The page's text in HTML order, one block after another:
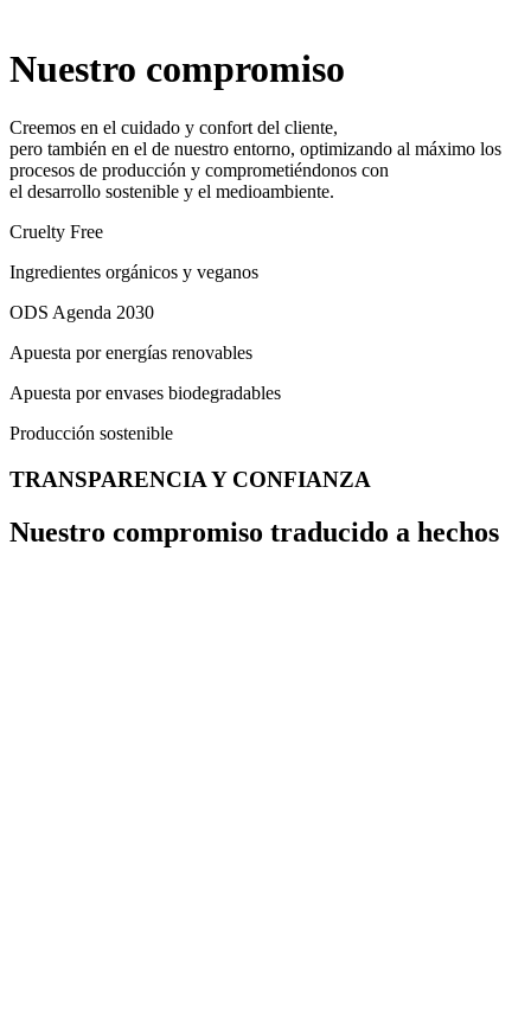
Nuestro compromiso
Creemos en el cuidado y confort del cliente,
pero también en el de nuestro entorno, optimizando al máximo los
procesos de producción y comprometiéndonos con
el desarrollo sostenible y el medioambiente.
Cruelty Free
Ingredientes orgánicos y veganos
ODS Agenda 2030
Apuesta por energías renovables
Apuesta por envases biodegradables
Producción sostenible
TRANSPARENCIA Y CONFIANZA
Nuestro compromiso traducido a hechos